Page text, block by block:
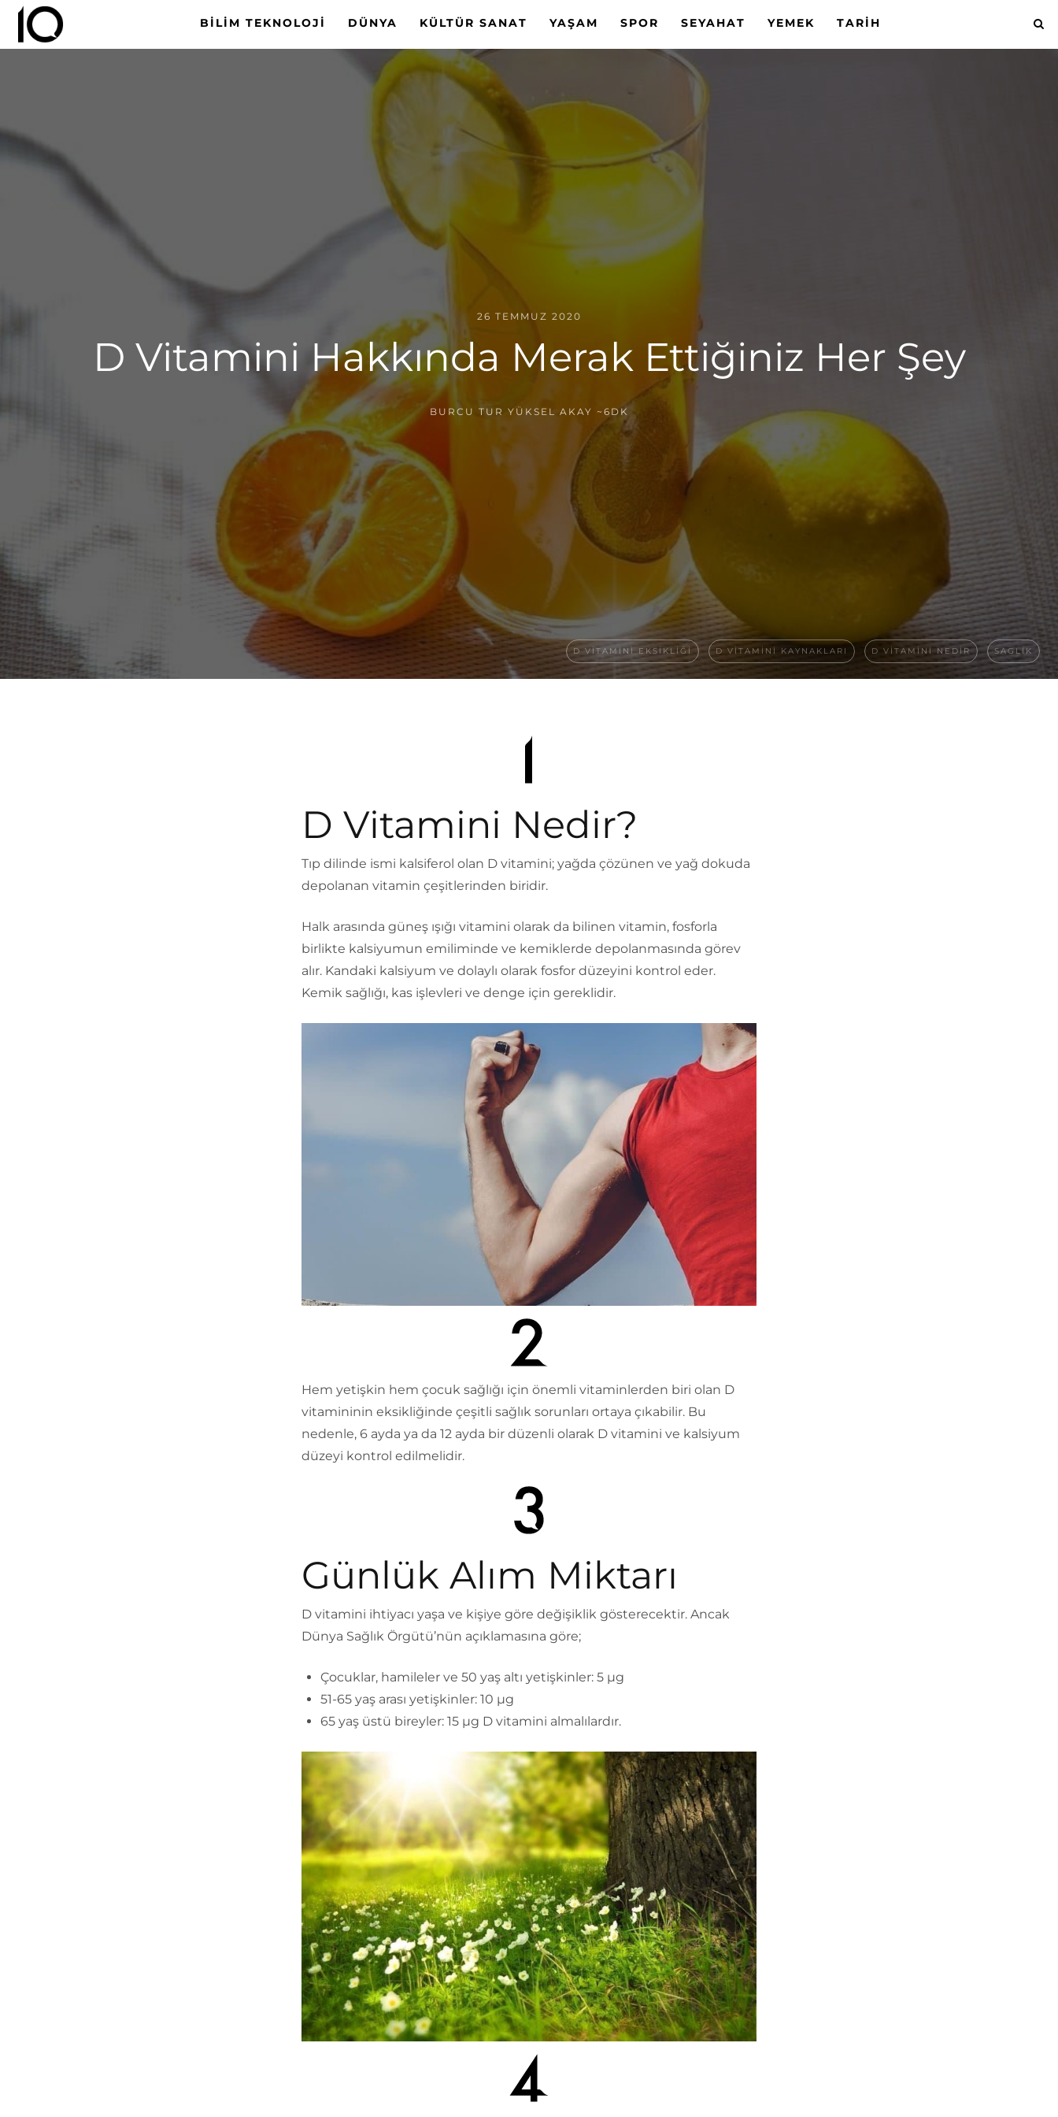
BILIM TEKNOLOJI DÜNYA KÜLTÜR SANAT YAŞAM SPOR SEYAHAT YEMEK TARIH
26 TEMMUZ 2020
D Vitamini Hakkında Merak Ettiğiniz Her Şey
BURCU TUR YÜKSEL AKAY ~6DK
D VITAMINI EKSIKLIĞI D VITAMINI KAYNAKLARI D VITAMINI NEDIR SAGLIK
D Vitamini Nedir?
Tıp dilinde ismi kalsiferol olan D vitamini; yağda çözünen ve yağ dokuda
depolanan vitamin çeşitlerinden biridir.
Halk arasında güneş ışığı vitamini olarak da bilinen vitamin, fosforla
birlikte kalsiyumun emiliminde ve kemiklerde depolanmasında görev
alır. Kandaki kalsiyum ve dolaylı olarak fosfor düzeyini kontrol eder.
Kemik sağlığı, kas işlevleri ve denge için gereklidir.
Hem yetişkin hem çocuk sağlığı için önemli vitaminlerden biri olan D
vitamininin eksikliğinde çeşitli sağlık sorunları ortaya çıkabilir. Bu
nedenle, 6 ayda ya da 12 ayda bir düzenli olarak D vitamini ve kalsiyum
düzeyi kontrol edilmelidir.
Günlük Alım Miktarı
D vitamini ihtiyacı yaşa ve kişiye göre değişiklik gösterecektir. Ancak
Dünya Sağlık Örgütü’nün açıklamasına göre;
Çocuklar, hamileler ve 50 yaş altı yetişkinler: 5 µg
51-65 yaş arası yetişkinler: 10 µg
65 yaş üstü bireyler: 15 µg D vitamini almalılardır.